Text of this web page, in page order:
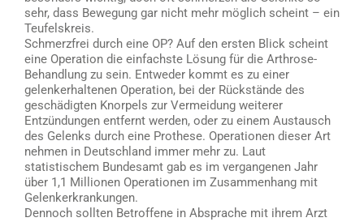
sehr, dass Bewegung gar nicht mehr möglich scheint – ein
Teufelskreis.
Schmerzfrei durch eine OP? Auf den ersten Blick scheint
eine Operation die einfachste Lösung für die Arthrose-
Behandlung zu sein. Entweder kommt es zu einer
gelenkerhaltenen Operation, bei der Rückstände des
geschädigten Knorpels zur Vermeidung weiterer
Entzündungen entfernt werden, oder zu einem Austausch
des Gelenks durch eine Prothese. Operationen dieser Art
nehmen in Deutschland immer mehr zu. Laut
statistischem Bundesamt gab es im vergangenen Jahr
über 1,1 Millionen Operationen im Zusammenhang mit
Gelenkerkrankungen.
Dennoch sollten Betroffene in Absprache mit ihrem Arzt